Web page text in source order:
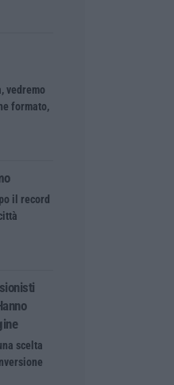
vedremo
formato,
il record
scelta